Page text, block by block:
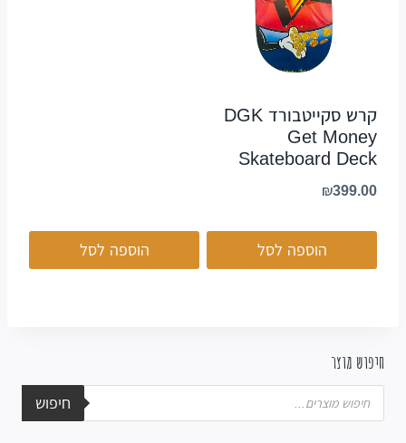
קרש סקייטבורד DGK
Get Money
Skateboard Deck
₪399.00
הוספה לסל הוספה לסל
חיפוש מוצר
חיפוש